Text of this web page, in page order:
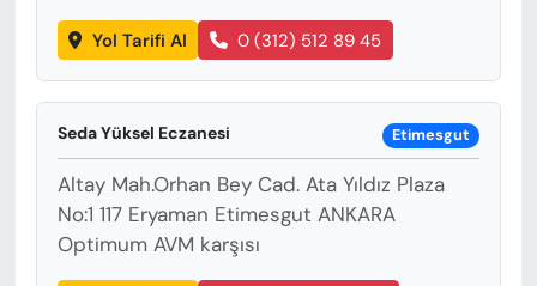
Yol Tarifi Al 0 (312) 512 89 45
Seda Yüksel Eczanesi Etimesgut
Altay Mah.Orhan Bey Cad. Ata Yıldız Plaza
No:1 117 Eryaman Etimesgut ANKARA
Optimum AVM karşısı